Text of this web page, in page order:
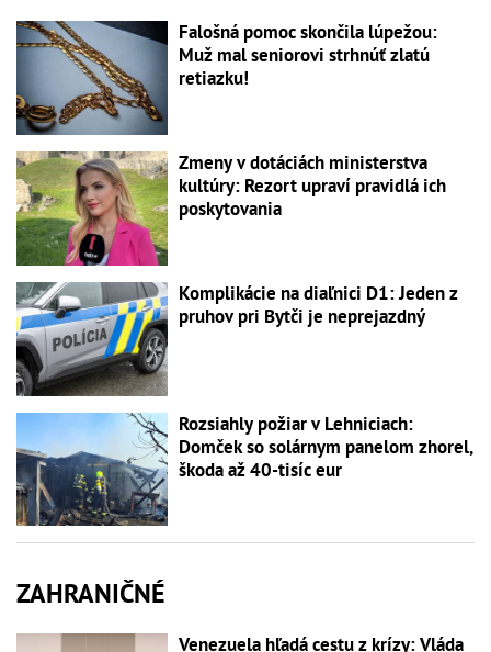
Falošná pomoc skončila lúpežou:
Muž mal seniorovi strhnúť zlatú
retiazku!
Zmeny v dotáciách ministerstva
kultúry: Rezort upraví pravidlá ich
poskytovania
Komplikácie na diaľnici D1: Jeden z
pruhov pri Bytči je neprejazdný
Rozsiahly požiar v Lehniciach:
Domček so solárnym panelom zhorel,
škoda až 40-tisíc eur
ZAHRANIČNÉ
Venezuela hľadá cestu z krízy: Vláda